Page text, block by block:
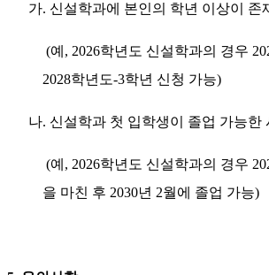
가. 신설학과에 본인의 학년 이상이 존
(예, 2026학년도 신설학과의 경우
2028학년도-3학년 신청 가능)
나. 신설학과 첫 입학생이 졸업 가능한
(예, 2026학년도 신설학과의 경우
을 마친 후 2030년 2월에 졸업 가능)